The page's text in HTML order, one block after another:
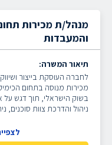
מנהל/ת מכירות
והמעבדות
תיאור המשרה:
לחברה העוסקת בייצור
מכירות מנוסה בתחום
בשוק הישראלי, תוך דגש על
ניהול והדרכת צוות סוכנים,